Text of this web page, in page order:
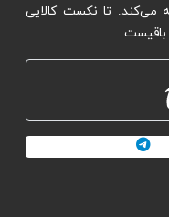
می‌کند. تا نکست کالایی